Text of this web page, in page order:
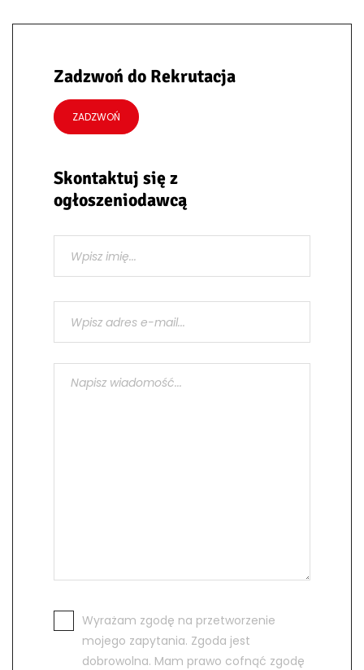
Zadzwoń do Rekrutacja
ZADZWOŃ
Skontaktuj się z
ogłoszeniodawcą
Wyrażam zgodę na przetworzenie
mojego zapytania. Zgoda jest
dobrowolna. Mam prawo cofnąć zgodę